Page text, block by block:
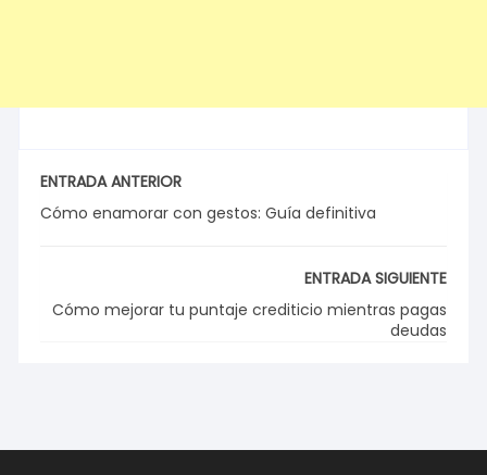
ENTRADA ANTERIOR
Cómo enamorar con gestos: Guía definitiva
ENTRADA SIGUIENTE
Cómo mejorar tu puntaje crediticio mientras pagas
deudas